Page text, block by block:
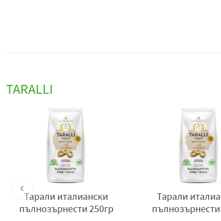
TARALLI
Тарали италиански
пълнозърнести 250гр
Тарали
пълнозърнести